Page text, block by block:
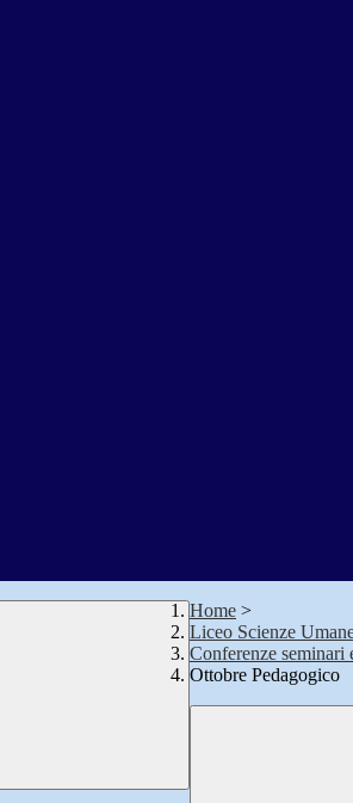
Home >
Liceo Scienze
Conferenze seminari
Ottobre Pedagogico